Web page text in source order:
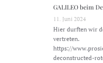
GALILEO beim
11. Juni 2024
Hier durften wir
vertreten.
https://
deconstructed-